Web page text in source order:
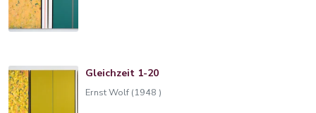
Gleichzeit 1-20
Ernst Wolf (1948 )